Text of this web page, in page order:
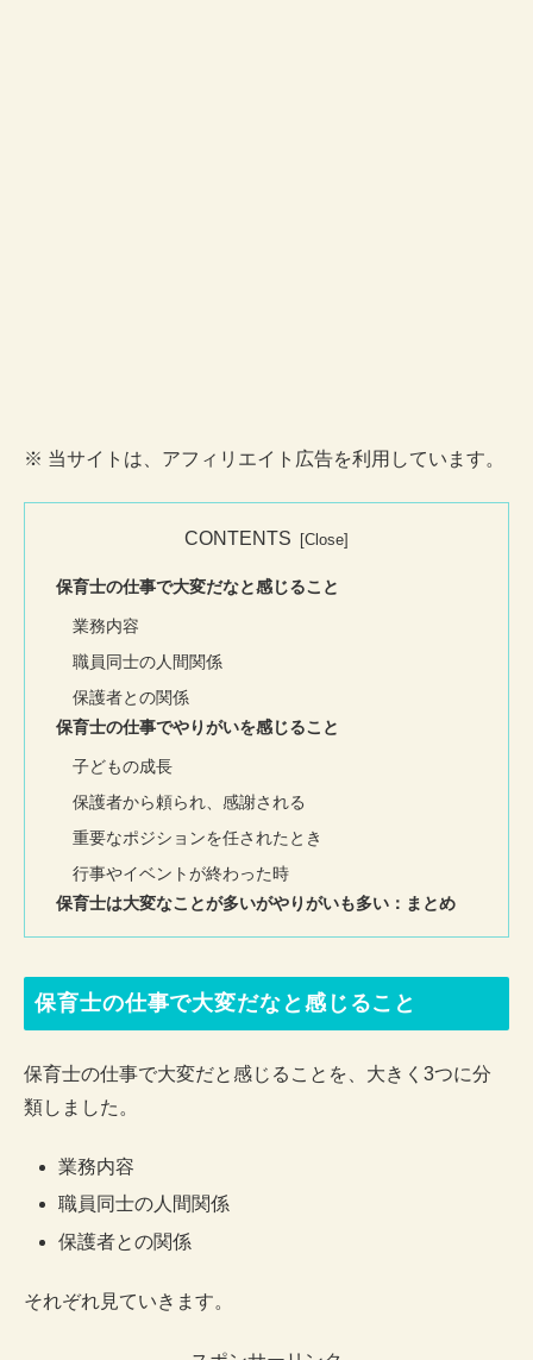
※ 当サイトは、アフィリエイト広告を利用しています。
CONTENTS
保育士の仕事で大変だなと感じること
業務内容
職員同士の人間関係
保護者との関係
保育士の仕事でやりがいを感じること
子どもの成長
保護者から頼られ、感謝される
重要なポジションを任されたとき
行事やイベントが終わった時
保育士は大変なことが多いがやりがいも多い：まとめ
保育士の仕事で大変だなと感じること
保育士の仕事で大変だと感じることを、大きく3つに分
類しました。
業務内容
職員同士の人間関係
保護者との関係
それぞれ見ていきます。